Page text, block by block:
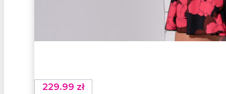
229.99 zł